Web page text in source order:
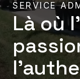
SERVICE
Là où